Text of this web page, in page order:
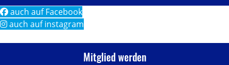
auch auf Facebook
auch auf instagram
Mitglied werden